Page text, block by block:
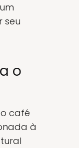
seu
o
café
à